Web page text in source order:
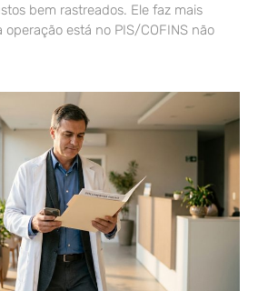
bem rastreados. Ele faz mais
está no PIS/COFINS não